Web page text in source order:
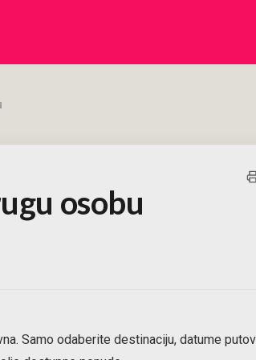
osobu
Samo odaberite destinaciju, datume